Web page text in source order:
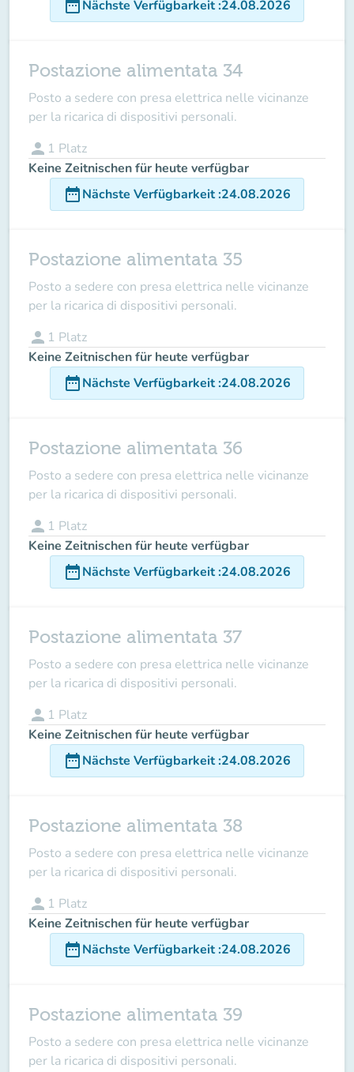
date_rangeNächste Verfügbarkeit:24.08.2026
Postazione alimentata 34
Posto a sedere con presa elettrica nelle vicinanze
per la ricarica di dispositivi personali.
person 1 Platz
Keine Zeitnischen für heute verfügbar
date_rangeNächste Verfügbarkeit:24.08.2026
Postazione alimentata 35
Posto a sedere con presa elettrica nelle vicinanze
per la ricarica di dispositivi personali.
person 1 Platz
Keine Zeitnischen für heute verfügbar
date_rangeNächste Verfügbarkeit:24.08.2026
Postazione alimentata 36
Posto a sedere con presa elettrica nelle vicinanze
per la ricarica di dispositivi personali.
person 1 Platz
Keine Zeitnischen für heute verfügbar
date_rangeNächste Verfügbarkeit:24.08.2026
Postazione alimentata 37
Posto a sedere con presa elettrica nelle vicinanze
per la ricarica di dispositivi personali.
person 1 Platz
Keine Zeitnischen für heute verfügbar
date_rangeNächste Verfügbarkeit:24.08.2026
Postazione alimentata 38
Posto a sedere con presa elettrica nelle vicinanze
per la ricarica di dispositivi personali.
person 1 Platz
Keine Zeitnischen für heute verfügbar
date_rangeNächste Verfügbarkeit:24.08.2026
Postazione alimentata 39
Posto a sedere con presa elettrica nelle vicinanze
per la ricarica di dispositivi personali.